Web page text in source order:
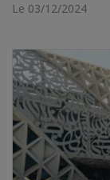
Le 03/12/2024